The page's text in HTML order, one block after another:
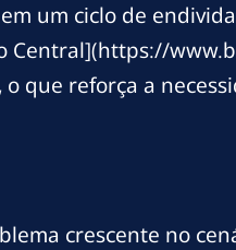
um ciclo de
Central](https://
que reforça a
crescente no